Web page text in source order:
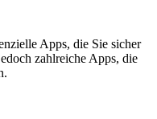
Apps, die Sie sicher
zahlreiche Apps, die